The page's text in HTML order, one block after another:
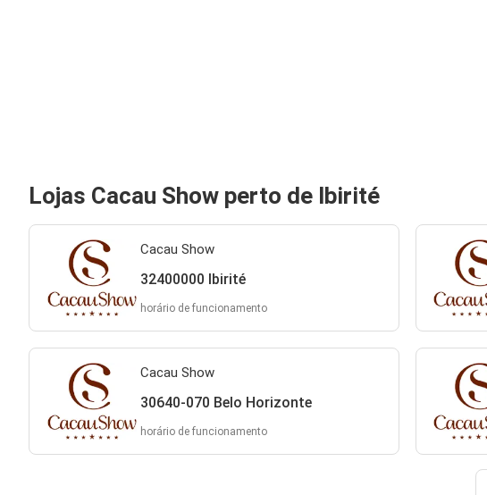
Lojas Cacau Show perto de Ibirité
Cacau Show
32400000 Ibirité
horário de funcionamento
Cacau Show
30640-070 Belo Horizonte
horário de funcionamento